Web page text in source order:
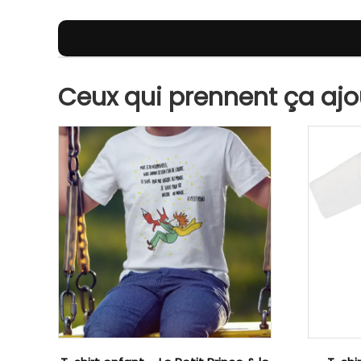
Description
Une illustration signée Abi Illustration
Ce t-shirt enfant met à l’honneur une illustration
ciel à moi c’est toi », pour transmettre un message
Un t-shirt enfant confortable et durable
Fabriqué dans un coton doux et agréable à
fil du temps.
Un cadeau plein de sens 🎁💛
Ceux qui prennent ça